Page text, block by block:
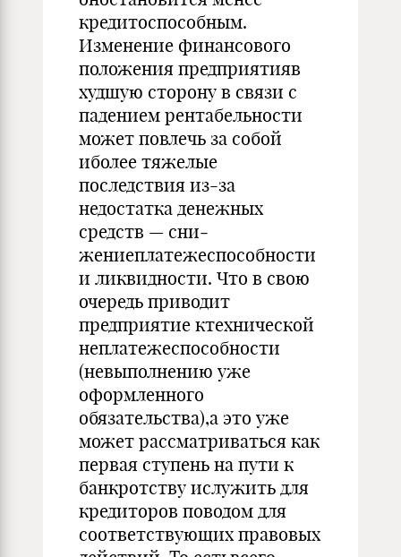
кредитоспособным.
Изменение финансового
положения предприятияв
худшую сторону в связи с
падением рентабельности
может повлечь за собой
иболее тяжелые
последствия из-за
недостатка денежных
средств — сни­
жениеплатежеспособности
и ликвидности. Что в свою
очередь приводит
предприятие ктехнической
неплатежеспособности
(невыполнению уже
оформленного
обязательства),а это уже
может рассмат­риваться как
первая ступень на пути к
банкротству ислужить для
кредиторов поводом для
соответствующих правовых